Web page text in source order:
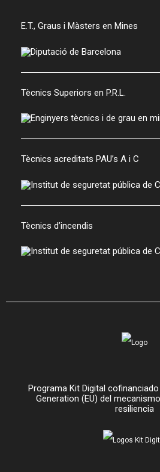
E.T., Graus i Màsters en Mines
Tècnics Superiors en P.R.L.
Tècnics acreditats PAU’s A i C
Tècnics d’incendis
Programa Kit Digital
Generation (EU) del
resiliencia